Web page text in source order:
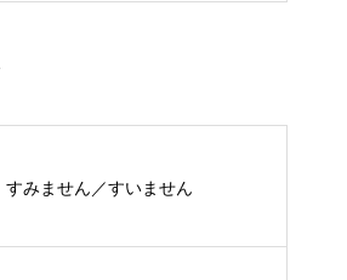
すみません／すいません